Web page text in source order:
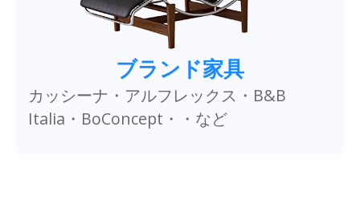
ブランド家具
カッシーナ・アルフレックス・B&B
Italia・BoConcept・・など